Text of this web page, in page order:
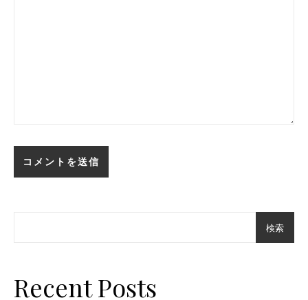
検索
Recent Posts